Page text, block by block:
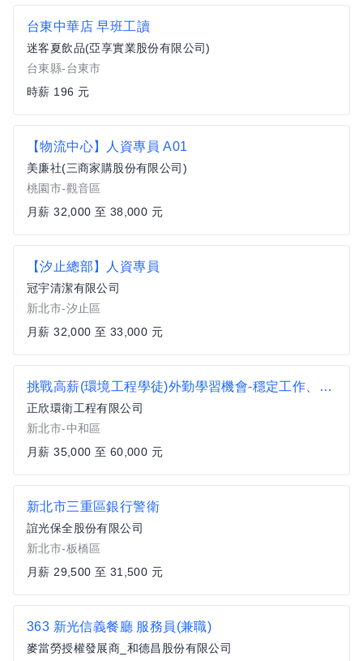
台東中華店 早班工讀
迷客夏飲品(亞享實業股份有限公司)
台東縣-台東市
時薪 196 元
【物流中心】人資專員 A01
美廉社(三商家購股份有限公司)
桃園市-觀音區
月薪 32,000 至 38,000 元
【汐止總部】人資專員
冠宇清潔有限公司
新北市-汐止區
月薪 32,000 至 33,000 元
挑戰高薪(環境工程學徒)外勤學習機會-穩定工作、有升遷
正欣環衛工程有限公司
新北市-中和區
月薪 35,000 至 60,000 元
新北市三重區銀行警衛
誼光保全股份有限公司
新北市-板橋區
月薪 29,500 至 31,500 元
363 新光信義餐廳 服務員(兼職)
麥當勞授權發展商_和德昌股份有限公司